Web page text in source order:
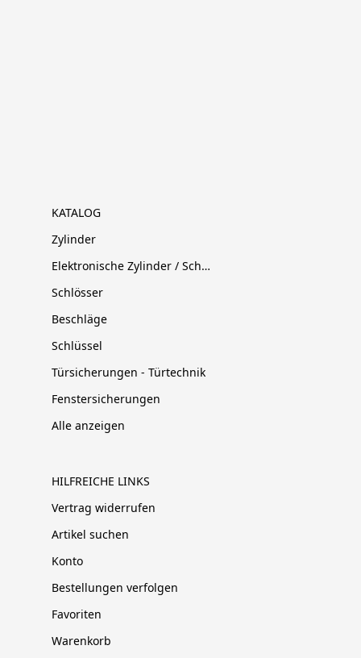
KATALOG
Zylinder
Elektronische Zylinder / Schließsysteme
Schlösser
Beschläge
Schlüssel
Türsicherungen - Türtechnik
Fenstersicherungen
Alle anzeigen
HILFREICHE LINKS
Vertrag widerrufen
Artikel suchen
Konto
Bestellungen verfolgen
Favoriten
Warenkorb